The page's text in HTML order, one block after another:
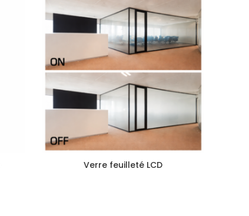
Verre feuilleté LCD